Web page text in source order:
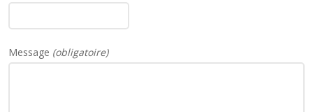
Message (obligatoire)